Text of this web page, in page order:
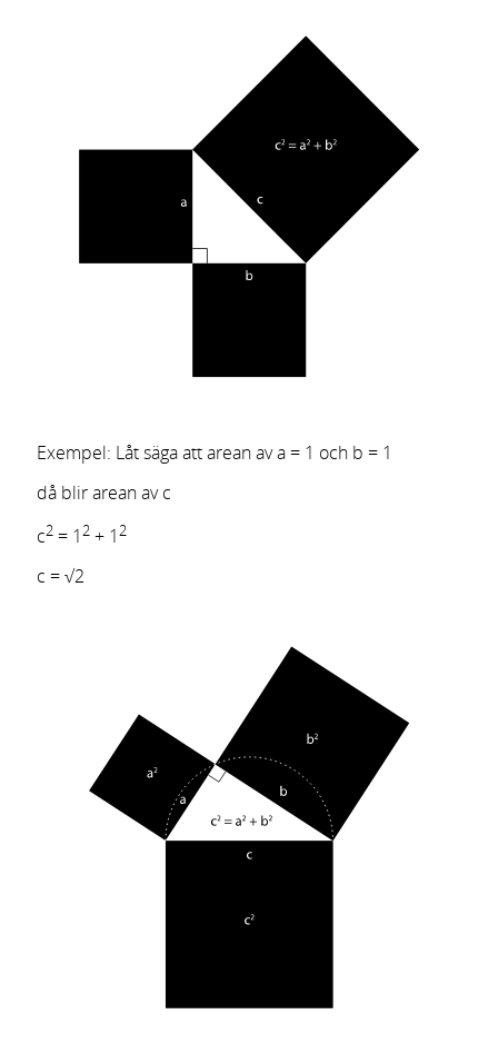
Exempel: Låt säga att arean av a = 1 och b = 1
då blir arean av c
c2= 12+ 12
c = √2